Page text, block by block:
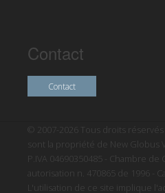
Contact
Contact
© 2007-2026 Tous droits
sont la propriété de New Globus
P.IVA 04690350485 - Chambre
autorisation n. 470865 de 1996 -
L'utilisation de ce site implique